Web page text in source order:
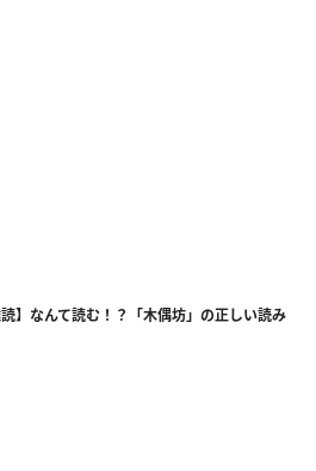
読】なんて読む！？「木偶坊」の正しい読み